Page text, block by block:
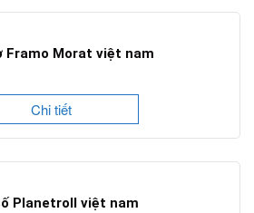
Framo Morat việt nam
Chi tiết
Planetroll việt nam